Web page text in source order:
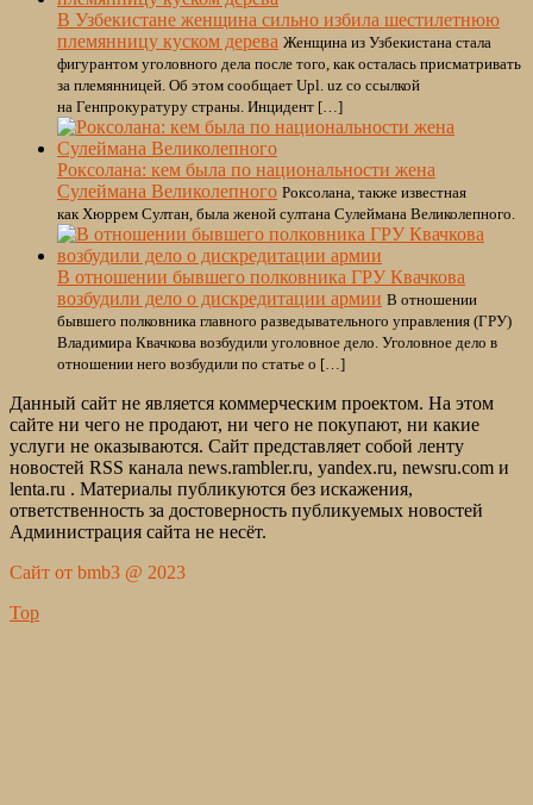
В Узбекистане женщина сильно избила шестилетнюю
племянницу куском дерева Женщина из Узбекистана стала
фигурантом уголовного дела после того, как осталась присматривать
за племянницей. Об этом сообщает Upl. uz со ссылкой
на Генпрокуратуру страны. Инцидент […]
Роксолана: кем была по национальности жена
Сулеймана Великолепного Роксолана, также известная
как Хюррем Султан, была женой султана Сулеймана Великолепного.
В отношении бывшего полковника ГРУ Квачкова
возбудили дело о дискредитации армии В отношении
бывшего полковника главного разведывательного управления (ГРУ)
Владимира Квачкова возбудили уголовное дело. Уголовное дело в
отношении него возбудили по статье о […]
Данный сайт не является коммерческим проектом. На этом
сайте ни чего не продают, ни чего не покупают, ни какие
услуги не оказываются. Сайт представляет собой ленту
новостей RSS канала news.rambler.ru, yandex.ru, newsru.com и
lenta.ru . Материалы публикуются без искажения,
ответственность за достоверность публикуемых новостей
Администрация сайта не несёт.
Сайт от bmb3 @ 2023
Top